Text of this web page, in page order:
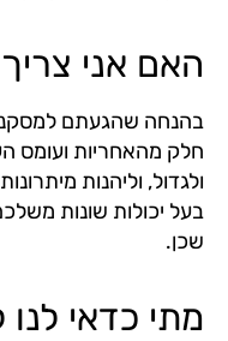
האם אני
בהנחה שהגעתם
חלק מהאחריות ועומס
ולגדול, וליהנות
בעל יכולות שונות
שכן.
מתי כדאי